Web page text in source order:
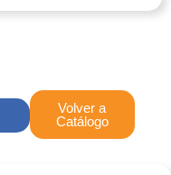
Volver a
Catálogo